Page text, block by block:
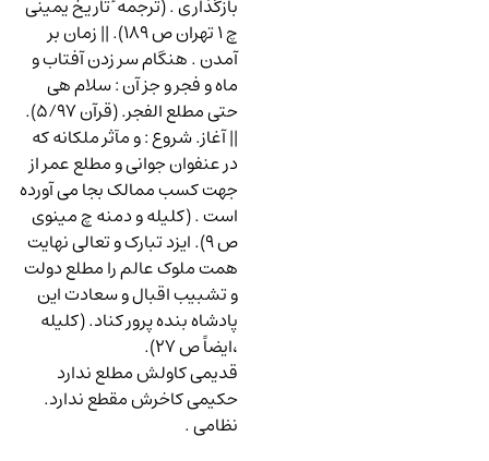
بازگذاری . (ترجمه ٔ تاریخ یمینی
چ1تهران ص189). || زمان بر
آمدن . هنگام سر زدن آفتاب و
ماه و فجر و جز آن:سلام هی
حتی مطلع الفجر. (قرآن5/97
).
|| آغاز. شروع:و مآثر ملکانه که
در عنفوان جوانی و مطلع عمر از
جهت کسب ممالک بجا می آورده
است . (کلیله و دمنه چ مینوی
ص9). ایزد تبارک و تعالی نهایت
همت ملوک عالم را مطلع دولت
و تشبیب اقبال و سعادت این
پادشاه بنده پرور کناد. (کلیله
،ایضاً ص27
).
قدیمی کاولش مطلع ندارد
حکیمی کاخرش مقطع ندارد.
نظامی .